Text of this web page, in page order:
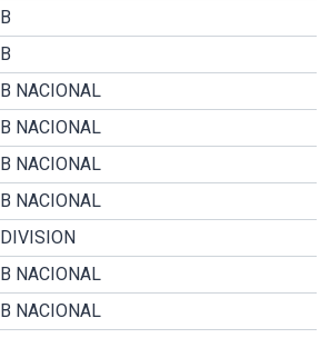
NACIONAL
NACIONAL
NACIONAL
NACIONAL
NACIONAL
NACIONAL